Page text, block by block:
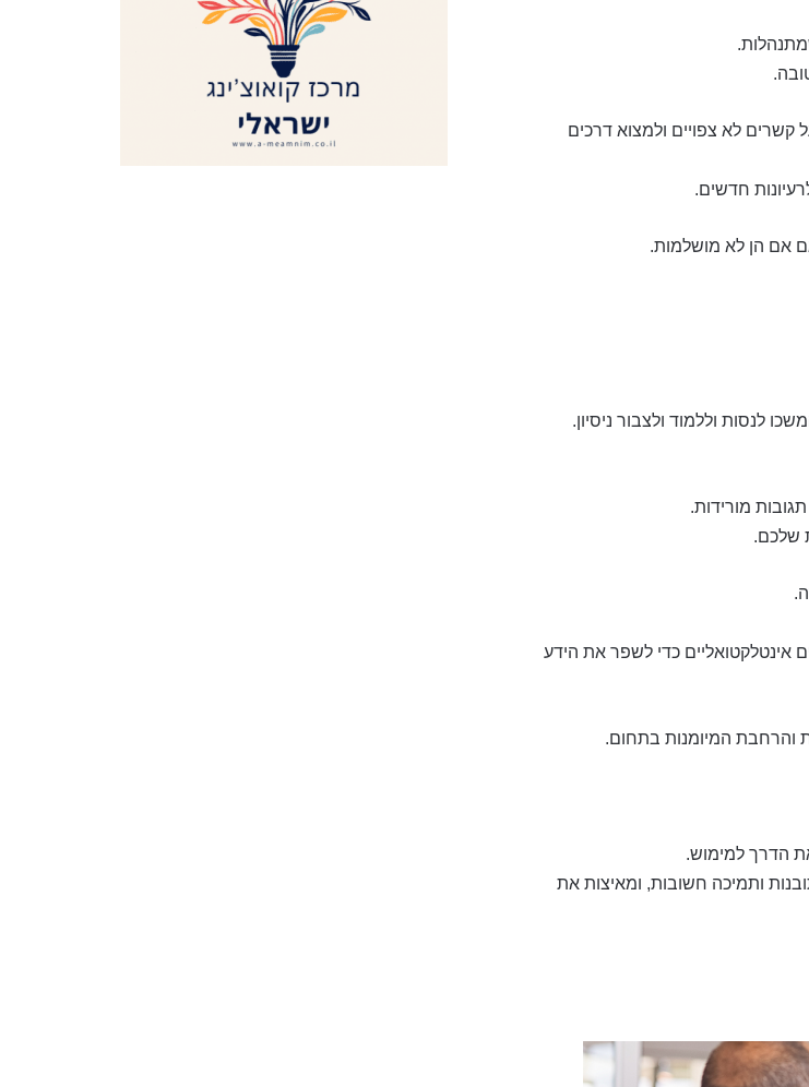
לא צפויים ולמצוא דרכים
חדשים.
אם הן לא מושלמות.
לנסות וללמוד ולצבור ניסיון.
מורידות.
שלכם.
אינטלקטואליים כדי לשפר את הידע
והרחבת המיומנות בתחום.
את הדרך למימוש.
ותמיכה חשובות, ומאיצות את